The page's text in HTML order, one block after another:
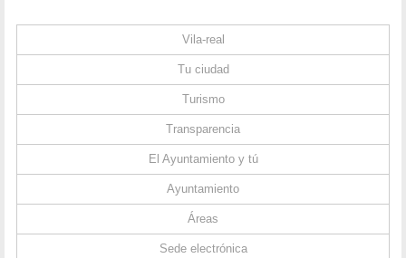
Vila-real
Tu ciudad
Turismo
Transparencia
El Ayuntamiento y tú
Ayuntamiento
Áreas
Sede electrónica